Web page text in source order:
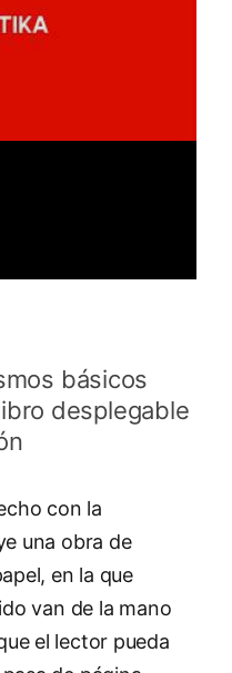
básicos
desplegable
con la
una obra de
en la que
van de la mano
el lector pueda